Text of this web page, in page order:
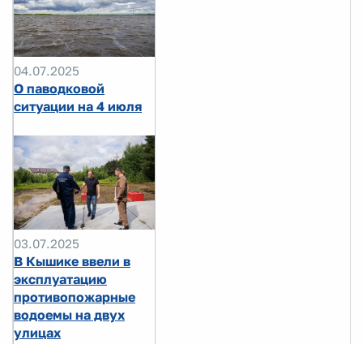
04.07.2025
О паводковой
ситуации на 4 июля
03.07.2025
В Кышике ввели в
эксплуатацию
противопожарные
водоемы на двух
улицах